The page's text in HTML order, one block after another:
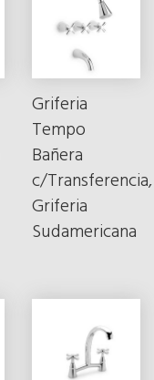
Griferia
Tempo
Bañera
c/Transferencia,
Griferia
Sudamericana